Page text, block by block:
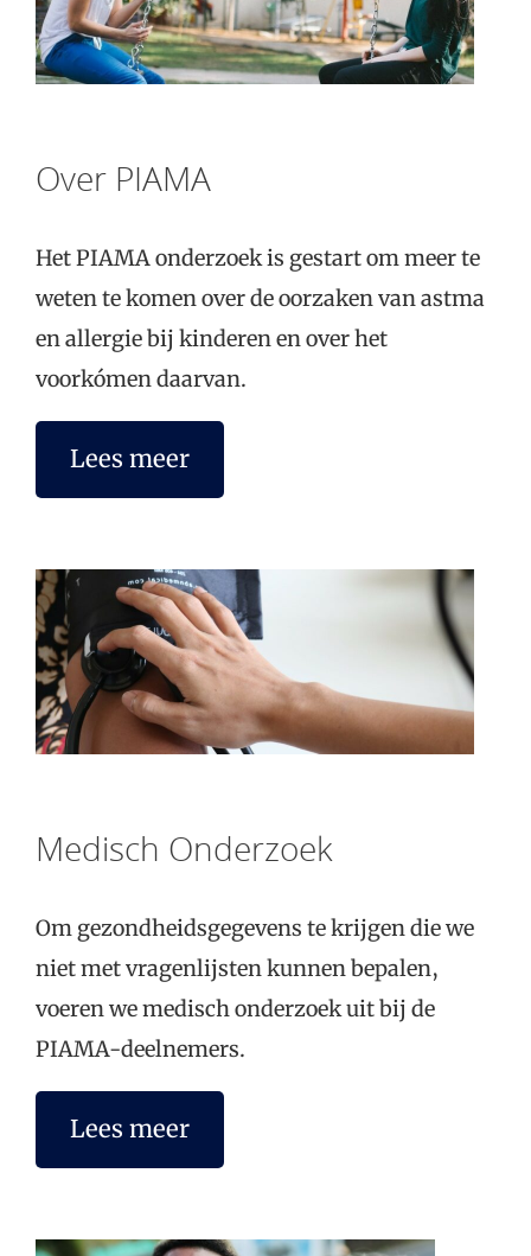
Over PIAMA
Het PIAMA onderzoek is gestart om meer te
weten te komen over de oorzaken van astma
en allergie bij kinderen en over het
voorkómen daarvan.
Lees meer
Medisch Onderzoek
Om gezondheidsgegevens te krijgen die we
niet met vragenlijsten kunnen bepalen,
voeren we medisch onderzoek uit bij de
PIAMA-deelnemers.
Lees meer